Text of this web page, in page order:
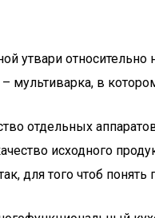
утвари
мультиварка, в
отдельных
исходного
для того чтоб